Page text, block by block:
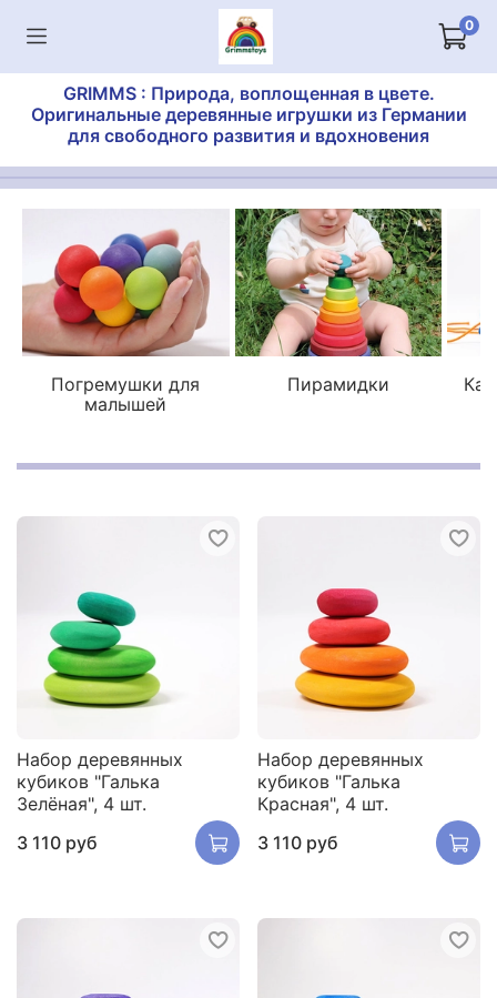
0
GRIMMS : Природа, воплощенная в цвете.
Оригинальные деревянные игрушки из Германии
для свободного развития и вдохновения
Погремушки для
малышей
Пирамидки
Набор деревянных
кубиков "Галька
Зелёная", 4 шт.
3 110 руб
Набор деревянных
кубиков "Галька
Красная", 4 шт.
3 110 руб